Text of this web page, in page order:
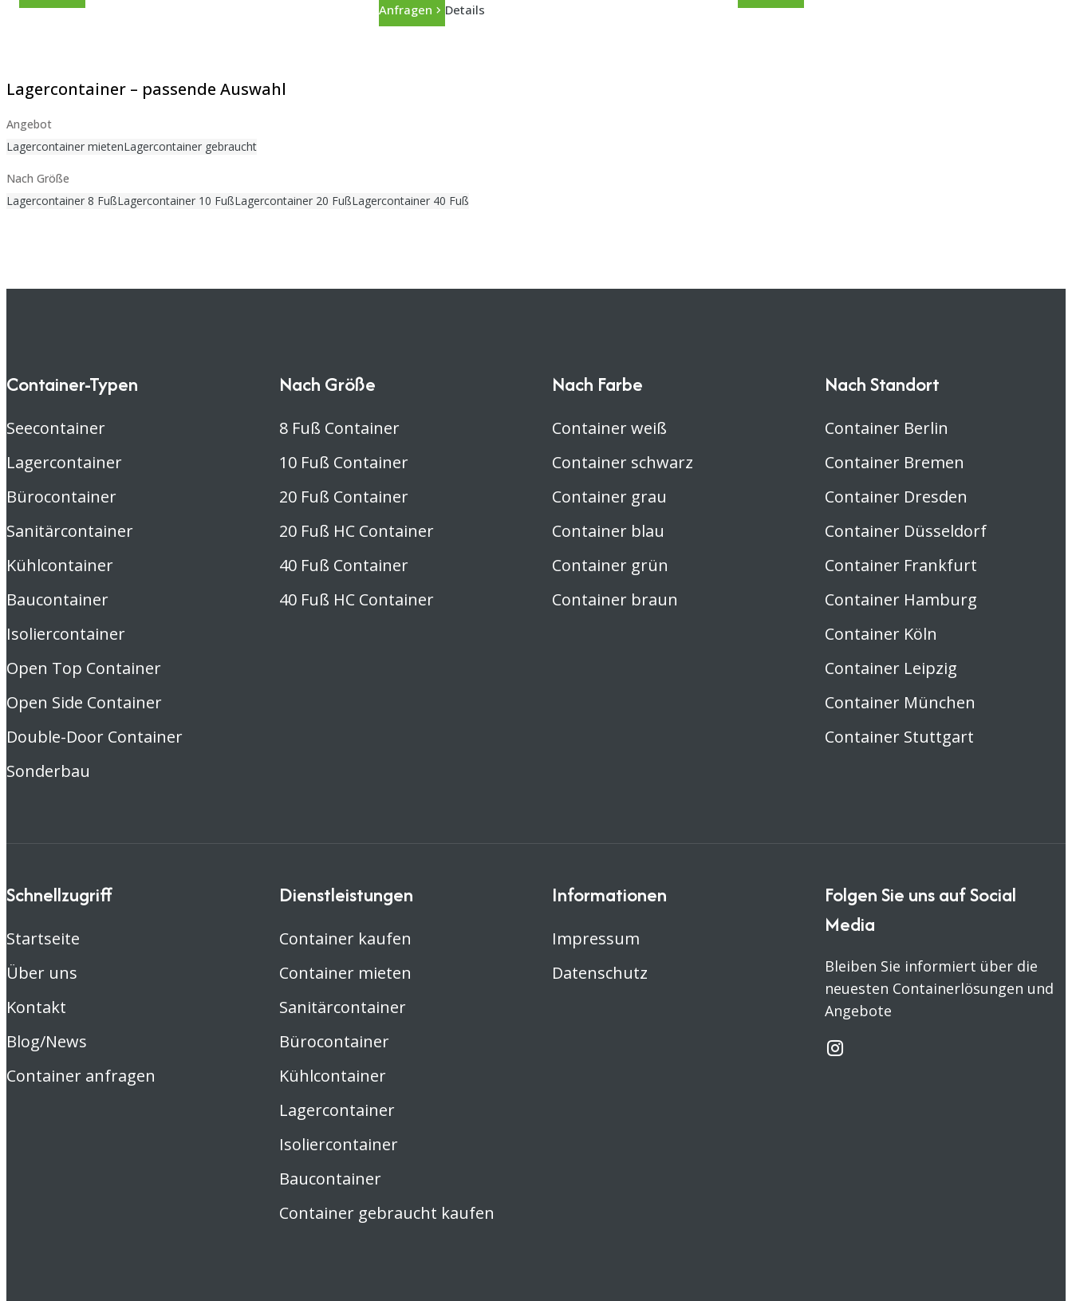
Anfragen Details
Lagercontainer – passende Auswahl
Angebot
Lagercontainer mietenLagercontainer gebraucht
Nach Größe
Lagercontainer 8 FußLagercontainer 10 FußLagercontainer 20 FußLagercontainer 40 Fuß
Container-Typen
Seecontainer
Lagercontainer
Bürocontainer
Sanitärcontainer
Kühlcontainer
Baucontainer
Isoliercontainer
Open Top Container
Open Side Container
Double-Door Container
Sonderbau
Nach Größe
8 Fuß Container
10 Fuß Container
20 Fuß Container
20 Fuß HC Container
40 Fuß Container
40 Fuß HC Container
Nach Farbe
Container weiß
Container schwarz
Container grau
Container blau
Container grün
Container braun
Nach Standort
Container Berlin
Container Bremen
Container Dresden
Container Düsseldorf
Container Frankfurt
Container Hamburg
Container Köln
Container Leipzig
Container München
Container Stuttgart
Schnellzugriff
Startseite
Über uns
Kontakt
Blog/News
Container anfragen
Dienstleistungen
Container kaufen
Container mieten
Sanitärcontainer
Bürocontainer
Kühlcontainer
Lagercontainer
Isoliercontainer
Baucontainer
Container gebraucht kaufen
Informationen
Impressum
Datenschutz
Folgen Sie uns auf Social
Media
Bleiben Sie informiert über die
neuesten Containerlösungen und
Angebote